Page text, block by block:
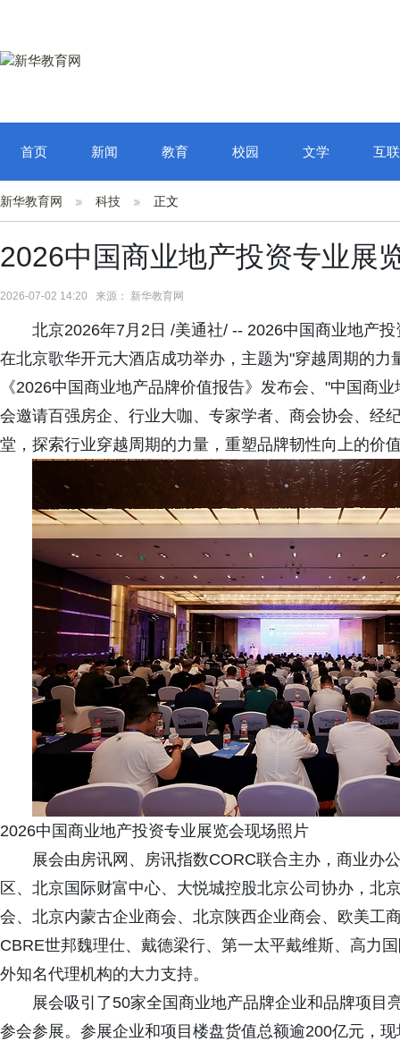
首页 新闻 教育 校园 文学 互
新华教育网 科技 正文
2026中国商业地产投资专业展
2026-07-02 14:20 来源： 新华教育网
北京2026年7月2日 /美通社/ -- 2026中国商业地产
在北京歌华开元大酒店成功举办，主题为"穿越周期的
《2026中国商业地产品牌价值报告》发布会、"中国商
会邀请百强房企、行业大咖、专家学者、商会协会、经
堂，探索行业穿越周期的力量，重塑品牌韧性向上的价
2026中国商业地产投资专业展览会现场照片
展会由房讯网、房讯指数CORC联合主办，商业办
区、北京国际财富中心、大悦城控股北京公司协办，北
会、北京内蒙古企业商会、北京陕西企业商会、欧美工
CBRE世邦魏理仕、戴德梁行、第一太平戴维斯、高力
外知名代理机构的大力支持。
展会吸引了50家全国商业地产品牌企业和品牌项目
参会参展。参展企业和项目楼盘货值总额逾200亿元，